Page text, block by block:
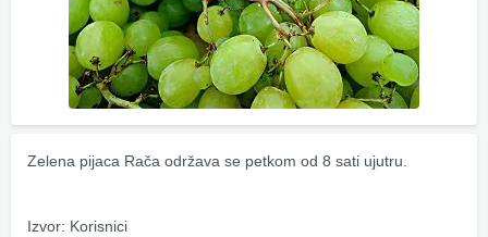
Zelena pijaca Rača održava se petkom od 8 sati ujutru.
Izvor: Korisnici